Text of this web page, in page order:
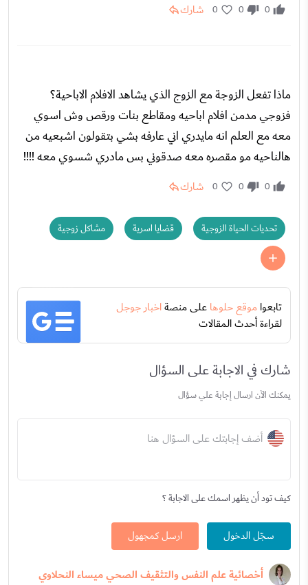
0
0
0 شارك
ماذا تفعل الزوجة مع الزوج الذي يشاهد الافلام الاباحية؟
فزوجي مدمن افلام اباحيه ومقاطع بنات ورقص وش اسوي
معه مع العلم انه مايدري اني عارفه بشي بتقولون اشبعيه من
هالناحيه مو مقصره معه صدقوني بس مادري شسوي معه !!!!
0
0
0 شارك
تحديات الحياة الزوجية قضايا اسرية مشاكل زوجية
تابعواموقع حلوهاعلى منصةاخبار جوجل
لقراءة أحدث المقالات
شارك في الاجابة على السؤال
يمكنك الآن ارسال إجابة علي سؤال
أضف إجابتك على السؤال هنا
كيف تود أن يظهر اسمك على الاجابة ؟
سجّل الدخول ارسل كمجهول
أخصائية علم النفس والتثقيف الصحي ميساء النحلاوي